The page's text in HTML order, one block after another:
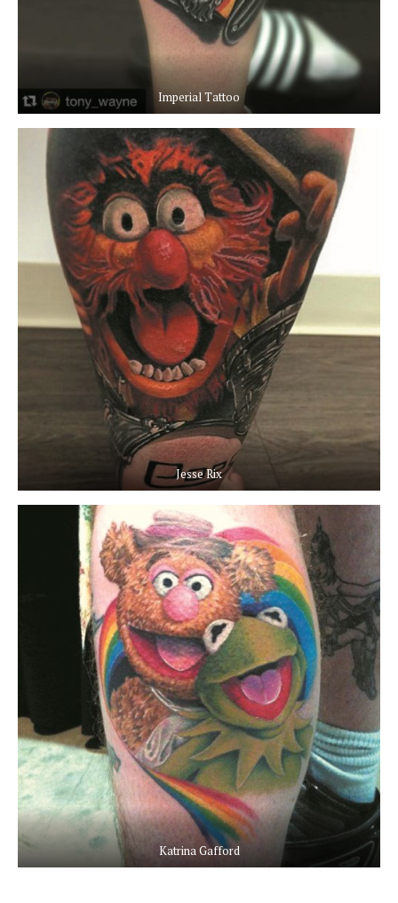
Imperial Tattoo
Jesse Rix
Katrina Gafford